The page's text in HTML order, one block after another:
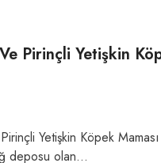
Pirinçli Yetişkin
Yetişkin Köpek
deposu olan...